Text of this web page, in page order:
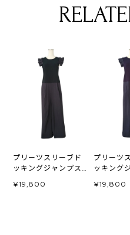
プリーツスリーブド
ッキングジャンプス
¥19,800
プリーツ
ッキング
¥19,800